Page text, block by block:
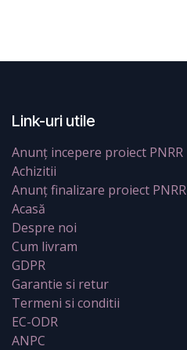
Link-uri utile
Anunț incepere proiect PNRR
Achizitii
Anunț finalizare proiect PNRR
Acasă
Despre noi
Cum livram
GDPR
Garantie si retur
Termeni si conditii
EC-ODR
ANPC